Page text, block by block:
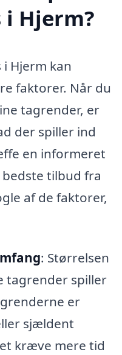
Hjerm?
Hjerm kan
faktorer. Når du
tagrender, er
der spiller ind
en informeret
tilbud fra
af de faktorer,
: Størrelsen
tagrender spiller
er
sjældent
kræve mere tid